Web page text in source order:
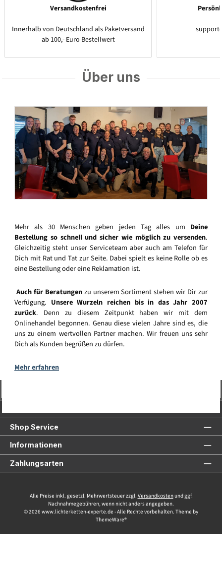
Versandkostenfrei
Innerhalb von Deutschland als Paketversand
ab 100,- Euro Bestellwert
Über uns
Mehr als 30 Menschen geben jeden Tag alles um Deine
Bestellung so schnell und sicher wie möglich zu versenden.
Gleichzeitig steht unser Serviceteam aber auch am Telefon für
Dich mit Rat und Tat zur Seite. Dabei spielt es keine Rolle ob es
eine Bestellung oder eine Reklamation ist.
Auch für Beratungenzu unserem Sortiment stehen wir Dir zur
Verfügung. Unsere Wurzeln reichen bis in das Jahr 2007
zurück. Denn zu diesem Zeitpunkt haben wir mit dem
Onlinehandel begonnen. Genau diese vielen Jahre sind es, die
uns zu einem wertvollen Partner machen. Wir freuen uns sehr
Dich als Kunden begrüßen zu dürfen.
Mehr erfahren
Shop Service
Informationen
Zahlungsarten
Alle Preise inkl. gesetzl. Mehrwertsteuer zzgl. Versandkostenund ggf.
Nachnahmegebühren, wenn nicht anders angegeben.
© 2026 www.lichterketten-experte.de - Alle Rechte vorbehalten. Theme by
ThemeWare®